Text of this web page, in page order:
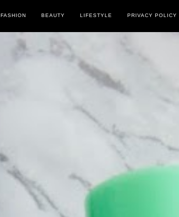
FASHION BEAUTY LIFESTYLE PRIVACY POLICY